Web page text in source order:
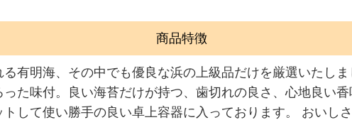
商品特徴
る有明海、その中でも優良な浜の上級品だけを厳選いたし
た味付。良い海苔だけが持つ、歯切れの良さ、心地良い
して使い勝手の良い卓上容器に入っております。 おいし